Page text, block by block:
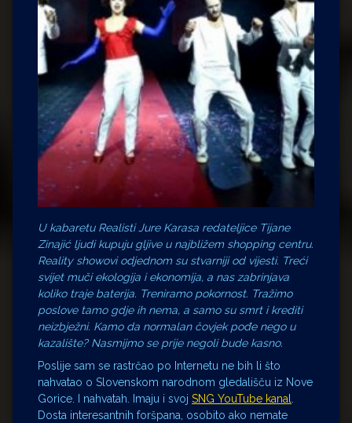
U kabaretu RealistiJure Karasa redateljice Tijane
Zinajić ljudi kupuju gljive u najbližem shoppingcentru.
Reality showoviodjednom su stvarniji od vijesti. Treći
svijet muči ekologija i ekonomija, a nas zabrinjava
koliko traje baterija. Treniramo pokornost. Tražimo
poslove tamo gdje ih nema, a samo su smrt i krediti
neizbježni. Kamo da normalan čovjek pođe nego u
kazalište? Nasmijmo se prije negoli bude kasno.
Poslije sam se rastrčao po Internetu ne bih li što
nahvatao o Slovenskom narodnom gledališču iz Nove
Gorice. I nahvatah. Imaju i svoj SNG YouTube kanal
Dosta interesantnih foršpana, osobito ako nemate